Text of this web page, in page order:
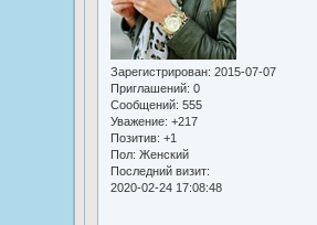
Зарегистрирован: 2015-07-07
Приглашений: 0
Сообщений: 555
Уважение: +217
Позитив: +1
Пол: Женский
Последний визит:
2020-02-24 17:08:48